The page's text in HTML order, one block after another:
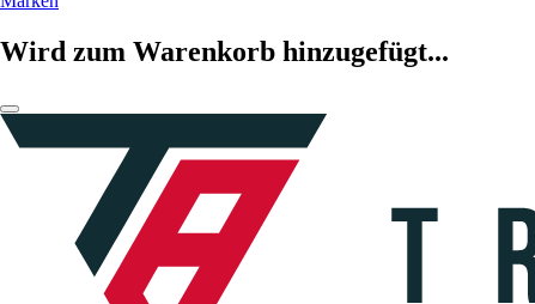
Wird zum Warenkorb hinzugefügt...